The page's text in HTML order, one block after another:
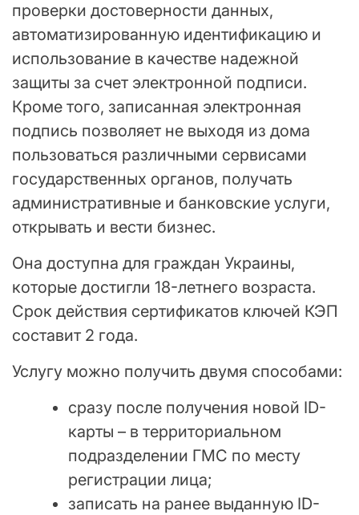
проверки достоверности данных,
автоматизированную идентификацию и
использование в качестве надежной
защиты за счет электронной подписи.
Кроме того, записанная электронная
подпись позволяет не выходя из дома
пользоваться различными сервисами
государственных органов, получать
административные и банковские услуги,
открывать и вести бизнес.
Она доступна для граждан Украины,
которые достигли 18-летнего возраста.
Срок действия сертификатов ключей КЭП
составит 2 года.
Услугу можно получить двумя способами:
сразу после получения новой ID-
карты – в территориальном
подразделении ГМС по месту
регистрации лица;
записать на ранее выданную ID-